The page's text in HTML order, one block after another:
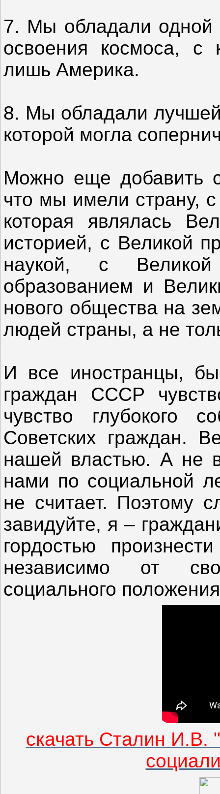
7. Мы обладали одной
освоения космоса, с
лишь Америка.
8. Мы обладали
которой могла
Можно еще добавить
что мы имели страну,
которая являлась
историей, с Великой
наукой, с
образованием и
нового общества на
людей страны, а не
И все иностранцы,
граждан СССР
чувство глубокого
Советских граждан.
нашей властью. А не
нами по социальной
не считает. Поэтому
завидуйте, я –
гордостью
независимо от
социального
скачать Сталин И.В.